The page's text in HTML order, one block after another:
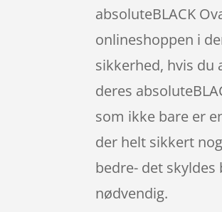
absoluteBLACK
onlineshoppen i
sikkerhed, hvis du
deres
som ikke bare er
der helt sikkert
bedre- det
nødvendig.